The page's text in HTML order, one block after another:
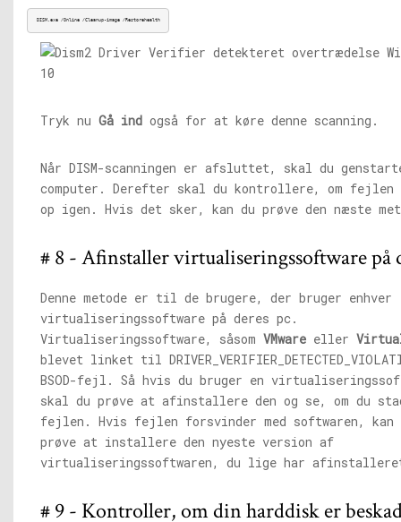
DISM.exe /Online /Cleanup-image /Restorehealth
Tryk nu Gå ind også for at køre denne scanning.
Når DISM-scanningen er afsluttet, skal du
computer. Derefter skal du kontrollere, om fejlen
op igen. Hvis det sker, kan du prøve den næste
# 8 - Afinstaller virtualiseringssoftware på
Denne metode er til de brugere, der bruger enhver
virtualiseringssoftware på deres pc.
Virtualiseringssoftware, såsom VMware eller
blevet linket til
BSOD-fejl. Så hvis du bruger en
skal du prøve at afinstallere den og se, om du
fejlen. Hvis fejlen forsvinder med softwaren, kan
prøve at installere den nyeste version af
virtualiseringssoftwaren, du lige har
# 9 - Kontroller, om din harddisk er